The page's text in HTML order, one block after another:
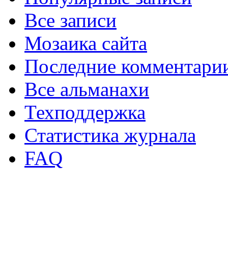
Все записи
Мозаика сайта
Последние
Все альманахи
Техподдержка
Статистика журнала
FAQ